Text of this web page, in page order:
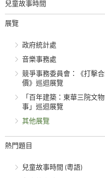
兒童故事時間
展覽
政府統計處
音樂事務處
競爭事務委員會：《打擊
價》巡迴展覽
「百年建築：東華三院文
事」巡迴展覽
其他展覽
熱門題目
兒童故事時間 (粵語)